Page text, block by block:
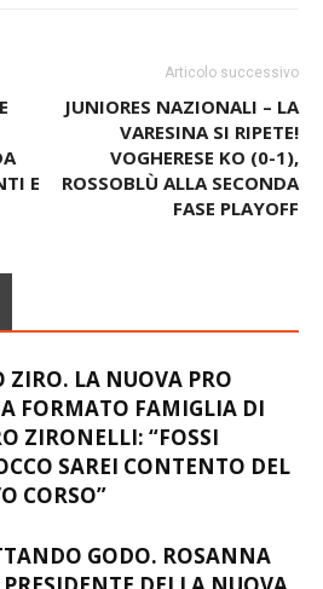
E
Articolo successivo
JUNIORES NAZIONALI – LA
VARESINA SI RIPETE!
VOGHERESE KO (0-1),
ROSSOBLÙ ALLA SECONDA
FASE PLAYOFF
ZIRO. LA NUOVA PRO
FORMATO FAMIGLIA DI
ZIRONELLI: “FOSSI
SAREI CONTENTO DEL
CORSO”
GODO. ROSANNA